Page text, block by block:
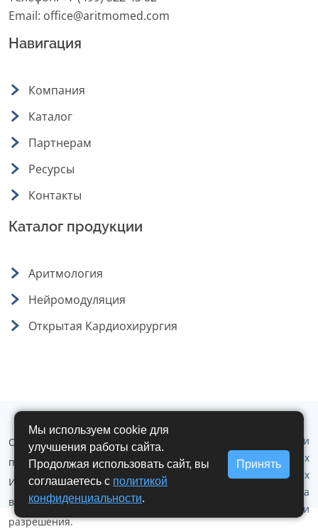
Email: office@aritmomed.com
Навигация
Компания
Каталог
Партнерам
Ресурсы
Контакты
Каталог продукции
Аритмология
Нейромодуляция
Открытая Кардиохирургия
ООО "Аритмомед" © 2019 - 2026 г. Все
права защищены.
Использование любых материалов
возможно только с письменного
разрешения.
Политика обработки
персональных
данных
Политика
конфеденциальности
Мы используем cookie для
улучшения работы сайта.
Продолжая использовать сайт, вы
соглашаетесь с политикой
конфиденциальности.
Принять